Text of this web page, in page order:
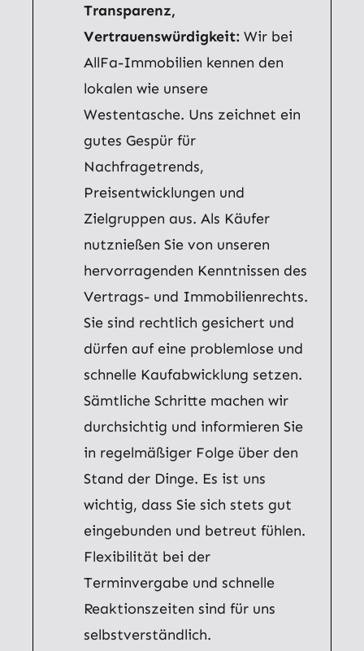
Transparenz,
Vertrauenswürdigkeit: Wir bei
AllFa-Immobilien kennen den
lokalen wie unsere
Westentasche. Uns zeichnet ein
gutes Gespür für
Nachfragetrends,
Preisentwicklungen und
Zielgruppen aus. Als Käufer
nutznießen Sie von unseren
hervorragenden Kenntnissen des
Vertrags- und Immobilienrechts.
Sie sind rechtlich gesichert und
dürfen auf eine problemlose und
schnelle Kaufabwicklung setzen.
Sämtliche Schritte machen wir
durchsichtig und informieren Sie
in regelmäßiger Folge über den
Stand der Dinge. Es ist uns
wichtig, dass Sie sich stets gut
eingebunden und betreut fühlen.
Flexibilität bei der
Terminvergabe und schnelle
Reaktionszeiten sind für uns
selbstverständlich.